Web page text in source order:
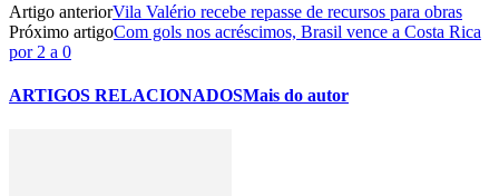
Artigo anteriorVila Valério recebe repasse de recursos para obras
Próximo artigoCom gols nos acréscimos, Brasil vence a Costa Rica
por 2 a 0
ARTIGOS RELACIONADOSMais do autor